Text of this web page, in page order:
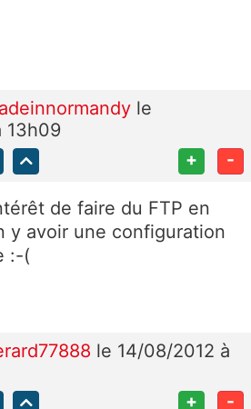
le
13h09
+ -
de faire du FTP en
y avoir une configuration
:-(
le 14/08/2012 à
+ -